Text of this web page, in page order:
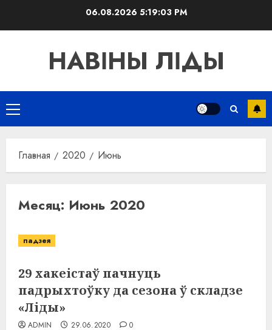
06.08.2026 5:19:04 PM
НАВІНЫ ЛІДЫ
Основное
меню
Главная 2020 Июнь
Месяц: Июнь 2020
падзея
29 хакеістаў пачнуць
падрыхтоўку да сезона ў складзе
«Ліды»
ADMIN 29.06.2020 0